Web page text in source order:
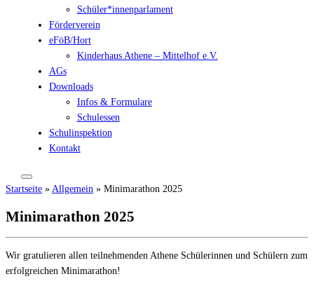
Schüler*innenparlament
Förderverein
eFöB/Hort
Kinderhaus Athene – Mittelhof e.V.
AGs
Downloads
Infos & Formulare
Schulessen
Schulinspektion
Kontakt
Startseite » Allgemein » Minimarathon 2025
Minimarathon 2025
Wir gratulieren allen teilnehmenden Athene Schülerinnen und Schülern zum
erfolgreichen Minimarathon!